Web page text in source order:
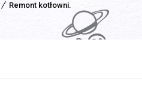
Remont kotłowni.